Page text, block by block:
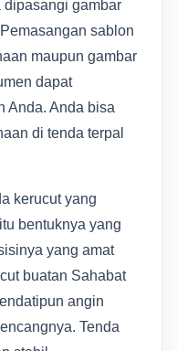
dipasangi gambar
sablon
maupun gambar
dapat
Anda. Anda bisa
di tenda terpal
kerucut yang
bentuknya yang
yang amat
buatan Sahabat
angin
Tenda